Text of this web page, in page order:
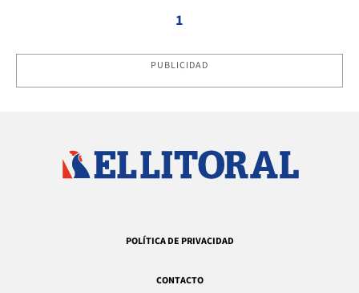
1
PUBLICIDAD
POLÍTICA DE PRIVACIDAD
CONTACTO